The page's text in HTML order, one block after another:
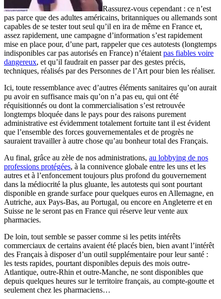
Rassurez-vous cependant : ce n’est
pas parce que des adultes américains, britanniques ou allemands sont
capables de se tester tout seul qu’il en ira de même en France et,
assez rapidement, une campagne d’information s’est rapidement
mise en place pour, d’une part, rappeler que ces autotests (longtemps
indisponibles car pas autorisés en France) n’étaient pas fiables voire
dangereux, et qu’il faudrait en passer par des gestes précis,
techniques, réalisés par des Personnes de l’Art pour bien les réaliser.
Ici, toute ressemblance avec d’autres éléments sanitaires qu’on aurait
pu avoir en suffisance mais qu’on n’a pas eu, qui ont été
réquisitionnés ou dont la commercialisation s’est retrouvée
longtemps bloquée dans le pays pour des raisons purement
administrative est évidemment totalement fortuite tant il est évident
que l’ensemble des forces gouvernementales et de progrès ne
sauraient travailler à autre chose qu’au bonheur total des Français.
Au final, grâce au zèle de nos administrations, au lobbying de nos
professions protégées, à la connivence globale entre les uns et les
autres et à l’enfoncement toujours plus profond du gouvernement
dans la médiocrité la plus gluante, les autotests qui sont pourtant
disponible en grande surface pour quelques euros en Allemagne, en
Autriche, aux Pays-Bas, au Portugal, ou encore en Angleterre et en
Suisse ne le seront pas en France qui réserve leur vente aux
pharmacies.
De loin, tout semble se passer comme si les petits intérêts
commerciaux de certains avaient été placés bien, bien avant l’intérêt
des Français à disposer d’un outil supplémentaire pour leur santé :
les tests rapides, pourtant disponibles depuis des mois outre-
Atlantique, outre-Rhin et outre-Manche, ne sont disponibles que
depuis quelques heures sur le territoire français, au compte-goutte et
seulement chez les pharmaciens…